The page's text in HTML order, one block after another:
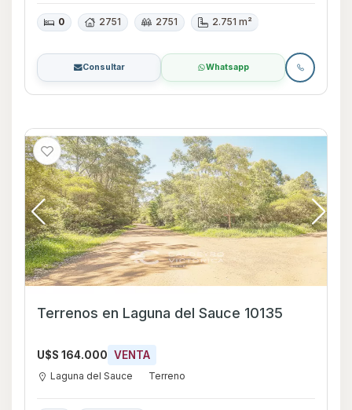
0 2751 2751 2.751 m²
Consultar Whatsapp
Terrenos en Laguna del Sauce 10135
U$S 164.000 VENTA
Laguna del Sauce Terreno